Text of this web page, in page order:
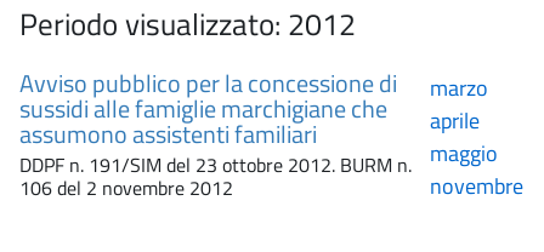
Periodo visualizzato: 2012
Avviso pubblico per la concessione di
sussidi alle famiglie marchigiane che
assumono assistenti familiari
DDPF n. 191/SIM del 23 ottobre 2012. BURM n.
106 del 2 novembre 2012
marzo
aprile
maggio
novembre